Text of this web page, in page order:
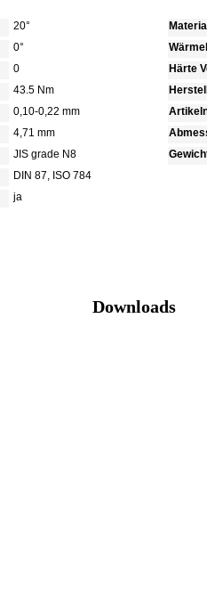
20°
0°
0
43.5 Nm
0,10-0,22 mm
4,71 mm
JIS grade N8
DIN 87, ISO 784
ja
Material
Härte
Downloads